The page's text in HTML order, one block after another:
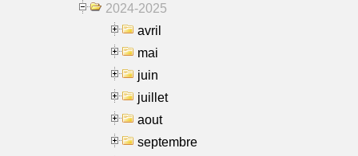
2024-2025
avril
mai
juin
juillet
aout
septembre